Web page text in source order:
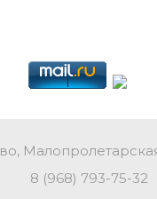
8 (968) 793-75-32